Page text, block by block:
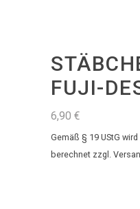
FUJI-
6,90 €
Gemäß § 19 UStG
berechnet zzgl.